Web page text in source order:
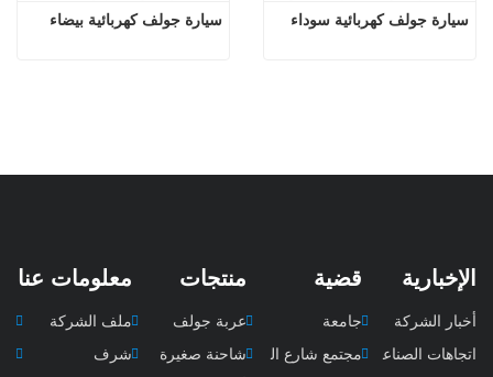
سيارة جولف كهربائية بيضاء سيارة جولف كهربائية سوداء
معلومات عنا
ملف الشركة
شرف
منتجات
عربة جولف
شاحنة صغيرة
قضية
جامعة
مجتمع شارع ال
الإخبارية
أخبار الشركة
اتجاهات الصناع